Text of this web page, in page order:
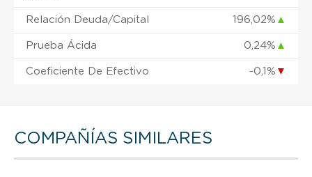
Relación Deuda/Capital 196,02% ▲
Prueba Ácida 0,24% ▲
Coeficiente De Efectivo -0,1% ▼
COMPAÑÍAS SIMILARES